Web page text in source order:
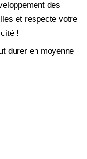
des
et respecte votre
!
durer en moyenne